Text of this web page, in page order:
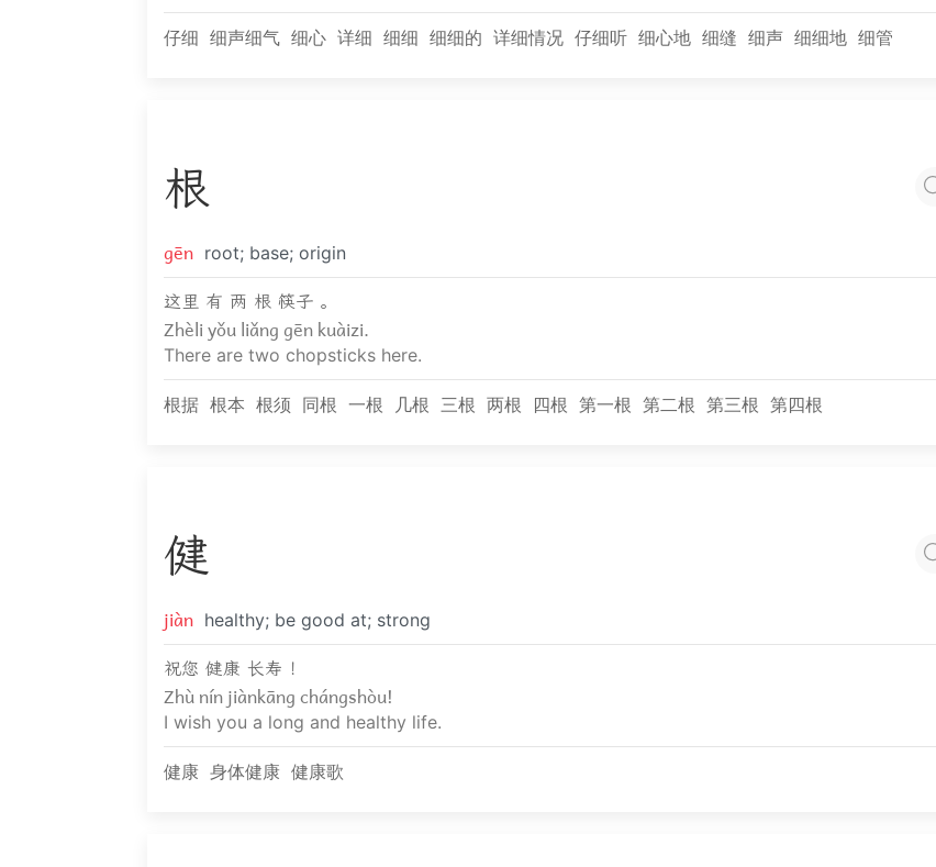
仔细 细声细气 细心 详细 细细 细细的 详细情况 仔细听 细心地 细缝 细声 细细地 细管
根
gēn root; base; origin
这里 有 两 根 筷子 。
Zhèli yǒu liǎng gēn kuàizi.
There are two chopsticks here.
根据 根本 根须 同根 一根 几根 三根 两根 四根 第一根 第二根 第三根 第四根
健
jiàn healthy; be good at; strong
祝您 健康 长寿 ！
Zhù nín jiànkāng chángshòu!
I wish you a long and healthy life.
健康 身体健康 健康歌